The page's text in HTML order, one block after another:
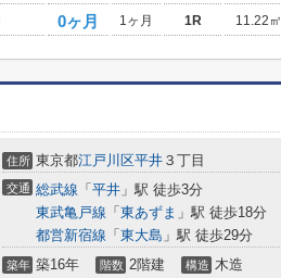
0ヶ月 1ヶ月 1R 11.22㎡
住所 東京都江戸川区平井 ３丁目
交通 総武線 「 平井 」駅 徒歩3分
東武亀戸線 「 東あずま 」駅 徒歩18分
都営新宿線 「 東大島 」駅 徒歩29分
築年 築16年 階数 2階建 構造 木造